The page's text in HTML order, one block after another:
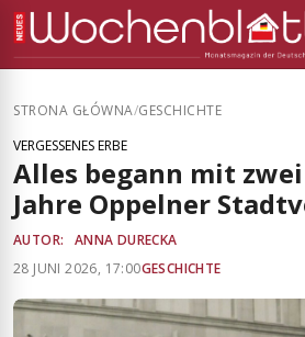
STRONA GŁÓWNA/GESCHICHTE
VERGESSENES ERBE
Alles begann mit zwei
Jahre Oppelner
AUTOR:
ANNA DURECKA
28 JUNI 2026, 17:00GESCHICHTE